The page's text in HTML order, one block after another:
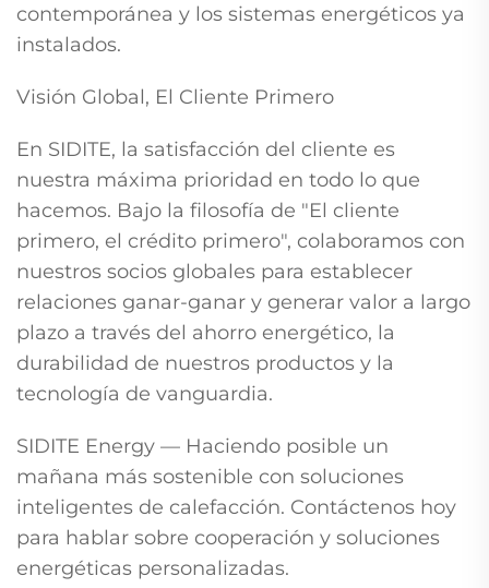
contemporánea y los sistemas energéticos ya
instalados.
Visión Global, El Cliente Primero
En SIDITE, la satisfacción del cliente es
nuestra máxima prioridad en todo lo que
hacemos. Bajo la filosofía de "El cliente
primero, el crédito primero", colaboramos con
nuestros socios globales para establecer
relaciones ganar-ganar y generar valor a largo
plazo a través del ahorro energético, la
durabilidad de nuestros productos y la
tecnología de vanguardia.
SIDITE Energy — Haciendo posible un
mañana más sostenible con soluciones
inteligentes de calefacción. Contáctenos hoy
para hablar sobre cooperación y soluciones
energéticas personalizadas.